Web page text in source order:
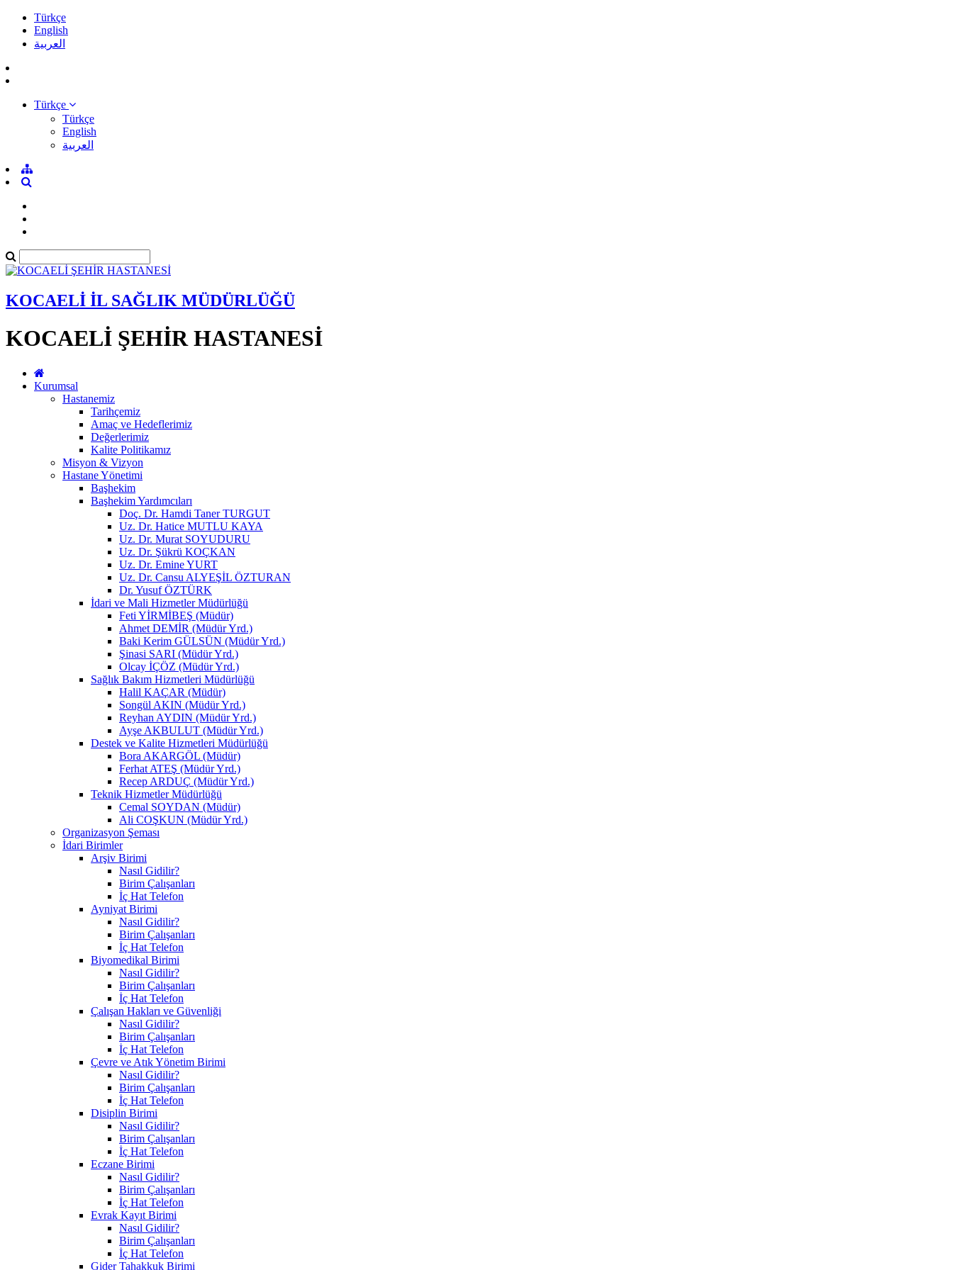
Türkçe
English
العربية
Türkçe
Türkçe
English
العربية
KOCAELİ İL SAĞLIK MÜDÜRLÜĞÜ
KOCAELİ ŞEHİR HASTANESİ
Kurumsal
Hastanemiz
Tarihçemiz
Amaç ve Hedeflerimiz
Değerlerimiz
Kalite Politikamız
Misyon & Vizyon
Hastane Yönetimi
Başhekim
Başhekim Yardımcıları
Doç. Dr. Hamdi Taner TURGUT
Uz. Dr. Hatice MUTLU KAYA
Uz. Dr. Murat SOYUDURU
Uz. Dr. Şükrü KOÇKAN
Uz. Dr. Emine YURT
Uz. Dr. Cansu ALYEŞİL ÖZTURAN
Dr. Yusuf ÖZTÜRK
İdari ve Mali Hizmetler Müdürlüğü
Feti YİRMİBEŞ (Müdür)
Ahmet DEMİR (Müdür Yrd.)
Baki Kerim GÜLSÜN (Müdür Yrd.)
Şinasi SARI (Müdür Yrd.)
Olcay İÇÖZ (Müdür Yrd.)
Sağlık Bakım Hizmetleri Müdürlüğü
Halil KAÇAR (Müdür)
Songül AKIN (Müdür Yrd.)
Reyhan AYDIN (Müdür Yrd.)
Ayşe AKBULUT (Müdür Yrd.)
Destek ve Kalite Hizmetleri Müdürlüğü
Bora AKARGÖL (Müdür)
Ferhat ATEŞ (Müdür Yrd.)
Recep ARDUÇ (Müdür Yrd.)
Teknik Hizmetler Müdürlüğü
Cemal SOYDAN (Müdür)
Ali COŞKUN (Müdür Yrd.)
Organizasyon Şeması
İdari Birimler
Arşiv Birimi
Nasıl Gidilir?
Birim Çalışanları
İç Hat Telefon
Ayniyat Birimi
Nasıl Gidilir?
Birim Çalışanları
İç Hat Telefon
Biyomedikal Birimi
Nasıl Gidilir?
Birim Çalışanları
İç Hat Telefon
Çalışan Hakları ve Güvenliği
Nasıl Gidilir?
Birim Çalışanları
İç Hat Telefon
Çevre ve Atık Yönetim Birimi
Nasıl Gidilir?
Birim Çalışanları
İç Hat Telefon
Disiplin Birimi
Nasıl Gidilir?
Birim Çalışanları
İç Hat Telefon
Eczane Birimi
Nasıl Gidilir?
Birim Çalışanları
İç Hat Telefon
Evrak Kayıt Birimi
Nasıl Gidilir?
Birim Çalışanları
İç Hat Telefon
Gider Tahakkuk Birimi